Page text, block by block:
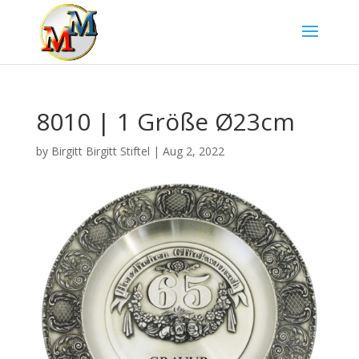
8010 | 1 Größe Ø23cm
by Birgitt Birgitt Stiftel | Aug 2, 2022